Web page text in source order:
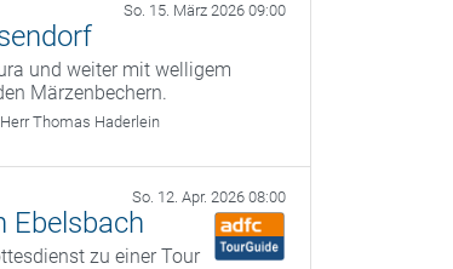
So. 15. März 2026 09:00
und weiter mit welligem
Märzenbechern.
Herr Thomas Haderlein
So. 12. Apr. 2026 08:00
Ebelsbach
zu einer Tour